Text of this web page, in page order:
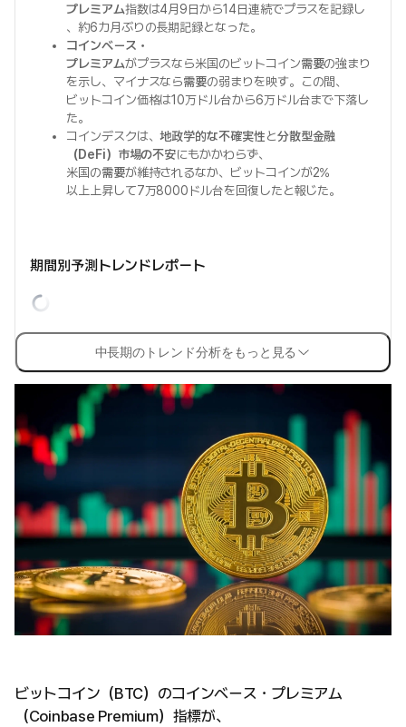
プレミアム指数は4月9日から14日連続でプラスを記録し
、約6カ月ぶりの長期記録となった。
コインベース・
プレミアムがプラスなら米国のビットコイン需要の強まり
を示し、マイナスなら需要の弱まりを映す。この間、
ビットコイン価格は10万ドル台から6万ドル台まで下落し
た。
コインデスクは、地政学的な不確実性と分散型金融
（DeFi）市場の不安にもかかわらず、
米国の需要が維持されるなか、ビットコインが2%
以上上昇して7万8000ドル台を回復したと報じた。
期間別予測トレンドレポート
中長期のトレンド分析をもっと見る
ビットコイン（BTC）のコインベース・プレミアム
（Coinbase Premium）指標が、